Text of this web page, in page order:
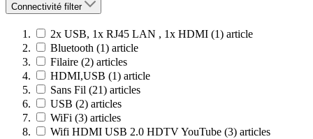
Connectivité filter
2x USB, 1x RJ45 LAN , 1x HDMI (1) article
Bluetooth (1) article
Filaire (2) articles
HDMI,USB (1) article
Sans Fil (21) articles
USB (2) articles
WiFi (3) articles
Wifi HDMI USB 2.0 HDTV YouTube (3) articles